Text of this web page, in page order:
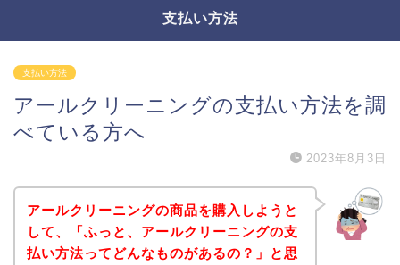
支払い方法
支払い方法
アールクリーニングの支払い方法を調
べている方へ
2023年8月3日
アールクリーニングの商品を購入しようと
して、「ふっと、アールクリーニングの支
払い方法ってどんなものがあるの？」と思